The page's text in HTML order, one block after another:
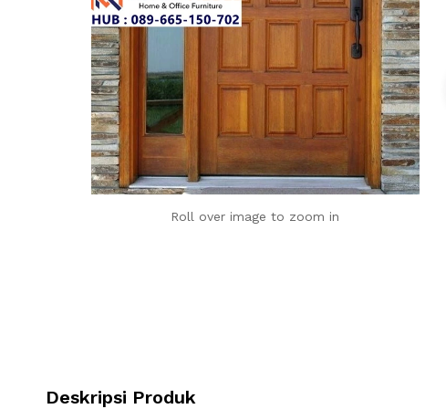
Roll over image to zoom in
Deskripsi Produk